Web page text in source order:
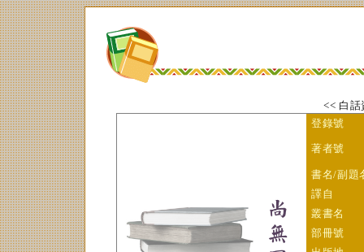
<< 白話
登錄號
著者號
書名/副題
譯自
叢書名
部冊號